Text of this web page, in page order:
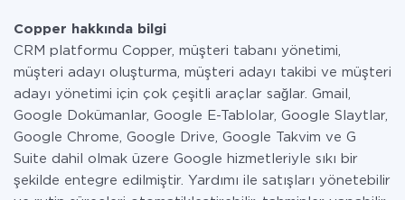
Copper hakkında bilgi
CRM platformu Copper, müşteri tabanı yönetimi,
müşteri adayı oluşturma, müşteri adayı takibi ve müşteri
adayı yönetimi için çok çeşitli araçlar sağlar. Gmail,
Google Dokümanlar, Google E-Tablolar, Google Slaytlar,
Google Chrome, Google Drive, Google Takvim ve G
Suite dahil olmak üzere Google hizmetleriyle sıkı bir
şekilde entegre edilmiştir. Yardımı ile satışları yönetebilir